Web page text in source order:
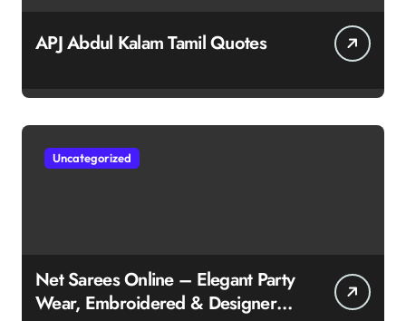
APJ Abdul Kalam Tamil Quotes
Uncategorized
Net Sarees Online – Elegant Party
Wear, Embroidered & Designer